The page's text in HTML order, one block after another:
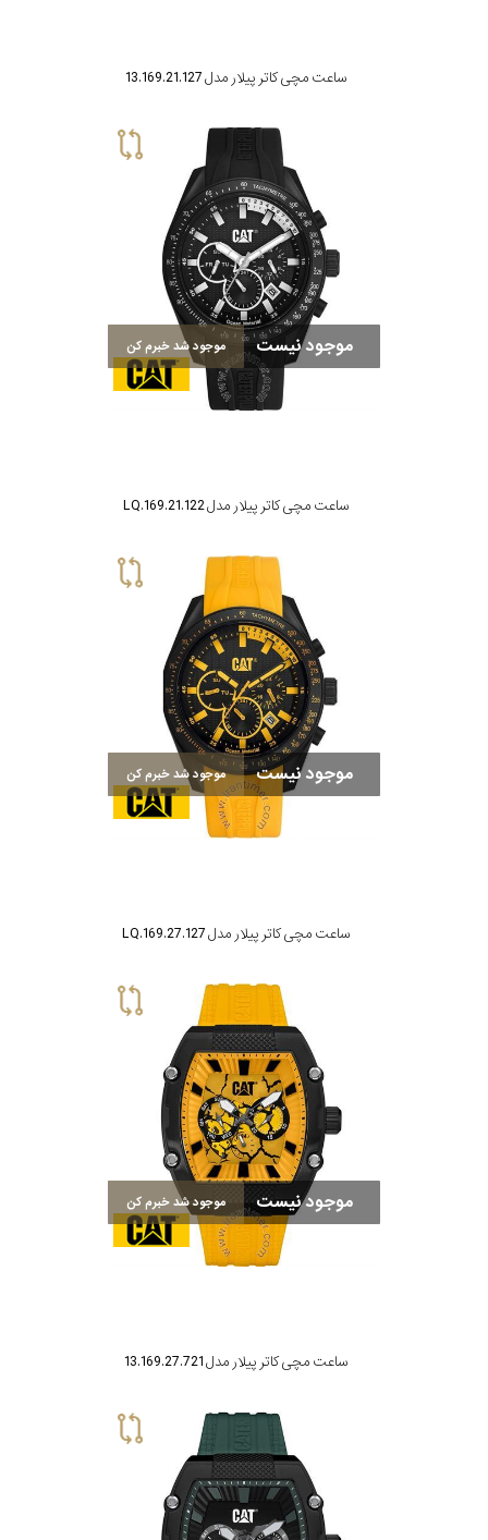
ساعت مچی کاتر پیلار مدل 13.169.21.127
موجود نیست موجود شد خبرم کن
ساعت مچی کاتر پیلار مدل LQ.169.21.122
موجود نیست موجود شد خبرم کن
ساعت مچی کاتر پیلار مدل LQ.169.27.127
موجود نیست موجود شد خبرم کن
ساعت مچی کاتر پیلار مدل 13.169.27.721